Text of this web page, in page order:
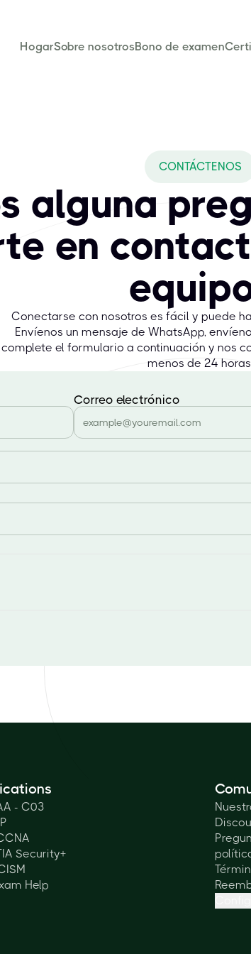
HogarSobre nosotrosBono de examen
CONTÁCTENOS
alguna
en
Conectarse con nosotros es fácil y puede
Envíenos un mensaje de WhatsApp,
complete el formulario a continuación y nos
menos de 24
Correo electrónico
- C03
Security+
Help